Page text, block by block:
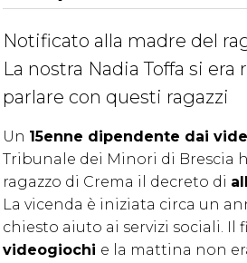
Notificato alla madre del
La nostra Nadia Toffa si
parlare con questi ragazzi
Un 15enne dipendente dai
Tribunale dei Minori di Brescia
ragazzo di Crema il decreto di
La vicenda è iniziata circa un
chiesto aiuto ai servizi sociali. Il
videogiochi e la mattina non